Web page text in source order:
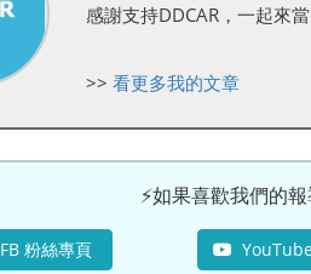
感謝支持DDCAR，一起來當
>> 看更多我的文章
⚡如果喜歡我們的
FB 粉絲專頁